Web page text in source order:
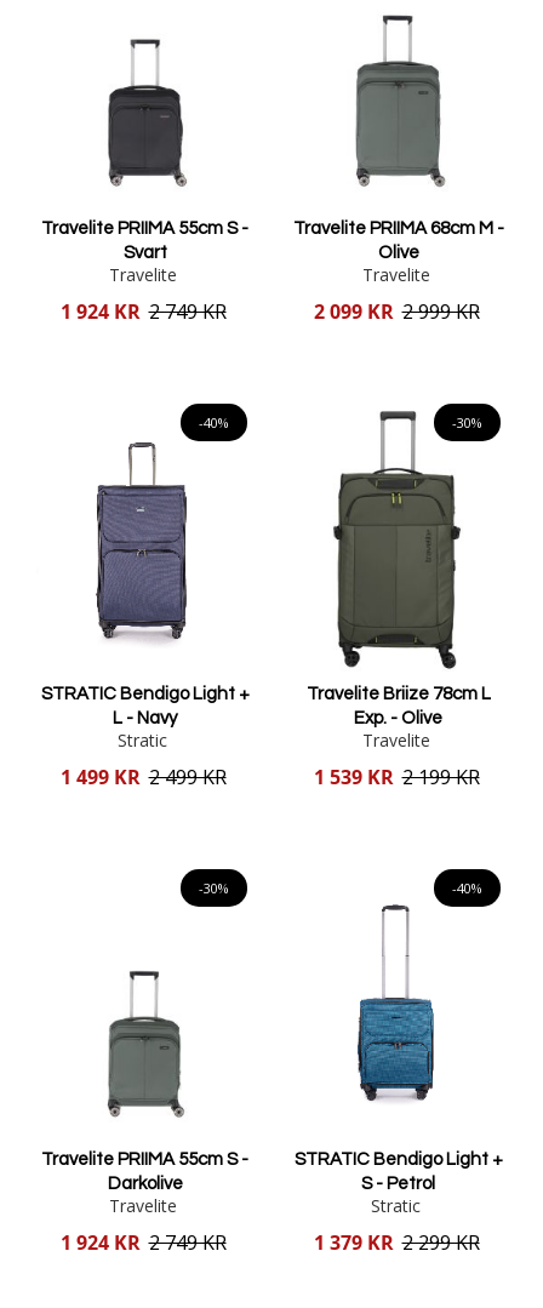
Travelite PRIIMA 55cm S -
Svart
Travelite
Reducerat
1 924 KR 2 749 KR
Travelite PRIIMA 68cm M -
Olive
Travelite
Reducerat
2 099 KR 2 999 KR
-40%
STRATIC Bendigo Light +
L - Navy
Stratic
Reducerat
1 499 KR 2 499 KR
-30%
Travelite Briize 78cm L
Exp. - Olive
Travelite
Reducerat
1 539 KR 2 199 KR
-30%
Travelite PRIIMA 55cm S -
Darkolive
Travelite
Reducerat
1 924 KR 2 749 KR
-40%
STRATIC Bendigo Light +
S - Petrol
Stratic
Reducerat
1 379 KR 2 299 KR